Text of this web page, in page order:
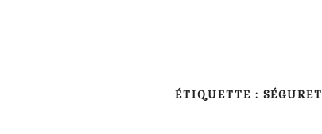
ÉTIQUETTE : SÉGURET